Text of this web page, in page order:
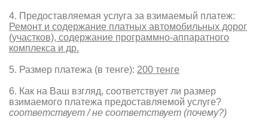
4. Предоставляемая услуга за взимаемый платеж:
Ремонт и содержание платных автомобильных дорог
(участков), содержание программно-аппаратного
комплекса и др.
5. Размер платежа (в тенге): 200 тенге
6. Как на Ваш взгляд, соответствует ли размер
взимаемого платежа предоставляемой услуге?
соответствует / не соответствует (почему?)